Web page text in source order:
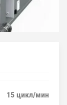
15 цикл/мин